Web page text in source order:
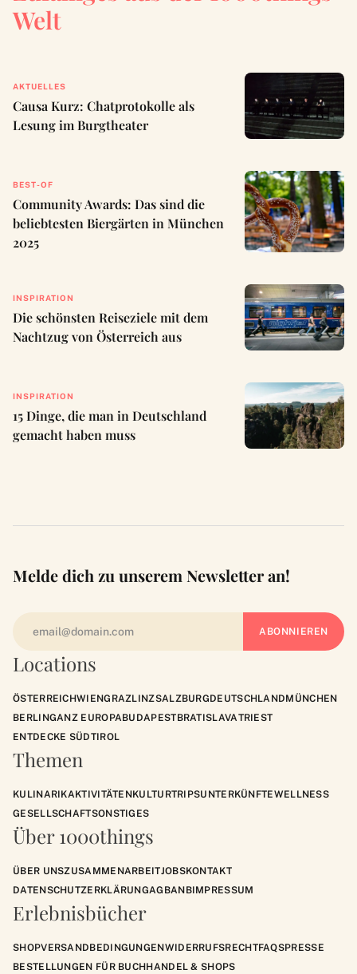
Welt
AKTUELLES
Causa Kurz: Chatprotokolle als
Lesung im Burgtheater
BEST-OF
Community Awards: Das sind die
beliebtesten Biergärten in München
2025
INSPIRATION
Die schönsten Reiseziele mit dem
Nachtzug von Österreich aus
INSPIRATION
15 Dinge, die man in Deutschland
gemacht haben muss
Locations
ÖSTERREICHWIENGRAZLINZSALZBURGDEUTSCHLANDMÜNCHEN
BERLINGANZ EUROPABUDAPESTBRATISLAVATRIEST
ENTDECKE SÜDTIROL
Themen
KULINARIKAKTIVITÄTENKULTURTRIPSUNTERKÜNFTEWELLNESS
GESELLSCHAFTSONSTIGES
Über 1000things
ÜBER UNSZUSAMMENARBEITJOBSKONTAKT
DATENSCHUTZERKLÄRUNGAGBANBIMPRESSUM
Erlebnisbücher
SHOPVERSANDBEDINGUNGENWIDERRUFSRECHTFAQSPRESSE
BESTELLUNGEN FÜR BUCHHANDEL & SHOPS
Melde dich zu unserem Newsletter an!